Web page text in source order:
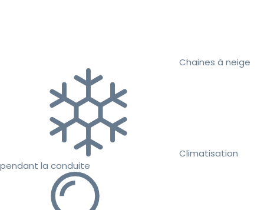
Chaines à neige
Climatisation
pendant la conduite